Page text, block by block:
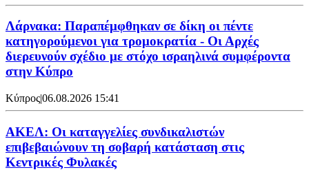
Λάρνακα: Παραπέμφθηκαν σε δίκη οι πέντε
κατηγορούμενοι για τρομοκρατία - Οι Αρχές
διερευνούν σχέδιο με στόχο ισραηλινά συμφέροντα
στην Κύπρο
Κύπρος|06.08.2026 15:41
ΑΚΕΛ: Οι καταγγελίες συνδικαλιστών
επιβεβαιώνουν τη σοβαρή κατάσταση στις
Κεντρικές Φυλακές